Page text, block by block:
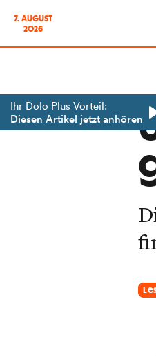
7. AUGUST
2026
Ihr Dolo Plus Vorteil:
Diesen Artikel jetzt anhören